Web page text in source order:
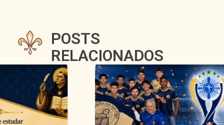
POSTS
RELACIONADOS